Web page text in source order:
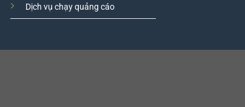
Dịch vụ chạy quảng cáo